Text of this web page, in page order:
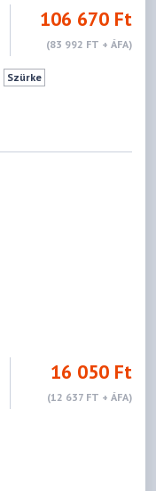
106 670 Ft
(83 992 FT + ÁFA)
Szürke
16 050 Ft
(12 637 FT + ÁFA)